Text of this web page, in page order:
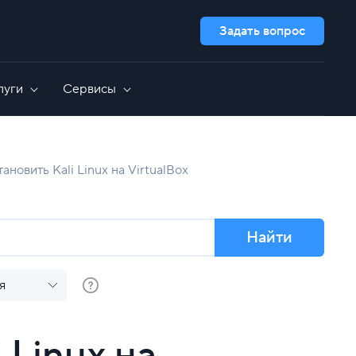
Задать вопрос
Nextcloud
Все приложения
Администрирование серверов
Сервисы
Kali Linux на VirtualBox
Найти